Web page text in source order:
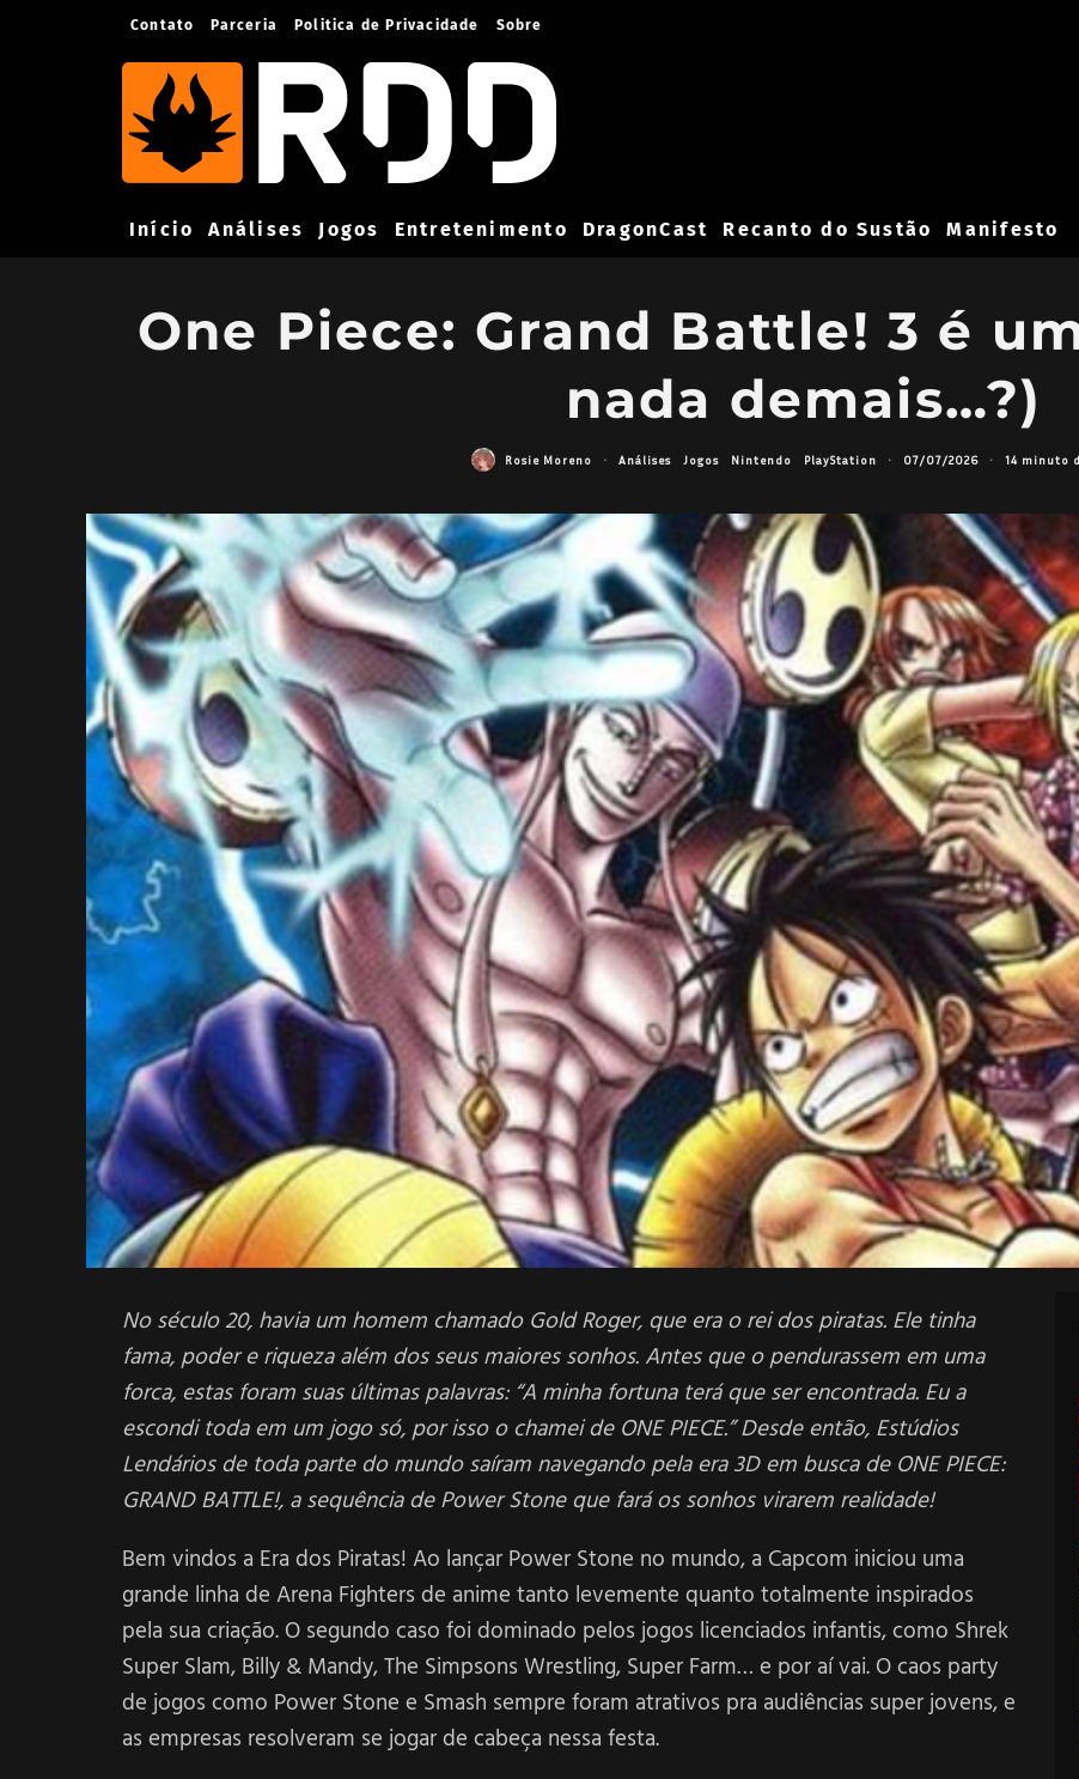
Contato Parceria Politica de Privacidade Sobre
Início Análises Jogos Entretenimento DragonCast Recanto do Sustão Manifesto
One Piece: Grand Battle! 3 é
nada demais…?)
Rosie Moreno · Análises Jogos Nintendo PlayStation · 07/07/2026 · 14 minuto
No século 20, havia um homem chamado Gold Roger, que era o rei dos piratas. Ele tinha
fama, poder e riqueza além dos seus maiores sonhos. Antes que o pendurassem em uma
forca, estas foram suas últimas palavras: “A minha fortuna terá que ser encontrada. Eu a
escondi toda em um jogo só, por isso o chamei de ONE PIECE.” Desde então, Estúdios
Lendários de toda parte do mundo saíram navegando pela era 3D em busca de ONE PIECE:
GRAND BATTLE!, a sequência dePower Stoneque fará os sonhos virarem realidade!
Bem vindos a Era dos Piratas! Ao lançar Power Stone no mundo, a Capcom iniciou uma
grande linha de Arena Fighters de anime tanto levemente quanto totalmente inspirados
pela sua criação. O segundo caso foi dominado pelos jogos licenciados infantis, como Shrek
Super Slam, Billy & Mandy, The Simpsons Wrestling, Super Farm… e por aí vai. O caos party
de jogos como Power Stone e Smash sempre foram atrativos pra audiências super jovens, e
as empresas resolveram se jogar de cabeça nessa festa.